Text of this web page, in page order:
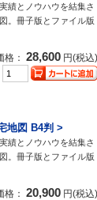
績とノウハウを結集さ
。冊子版とファイル版
格： 28,600 円(税込)
地図 B4判 >
績とノウハウを結集さ
。冊子版とファイル版
格： 20,900 円(税込)